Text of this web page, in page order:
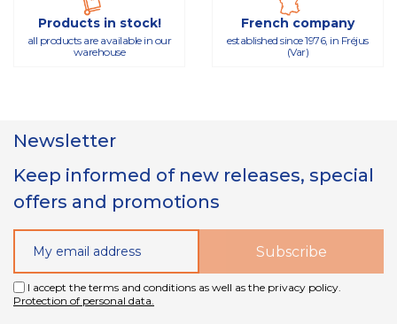
Products in stock!
all products are available in our
warehouse
French company
established since 1976, in Fréjus
(Var)
Newsletter
Keep informed of new releases, special
offers and promotions
I accept the terms and conditions as well as the privacy policy.
Protection of personal data.